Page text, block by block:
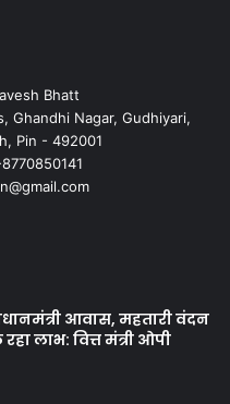
Bhatt
Ghandhi Nagar, Gudhiyari,
Pin - 492001
आवास, महतारी वंदन
लाभ: वित्त मंत्री ओपी